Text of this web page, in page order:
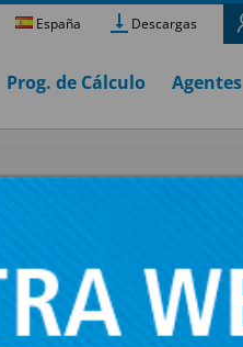
España Descargas
Prog. de Cálculo Agentes